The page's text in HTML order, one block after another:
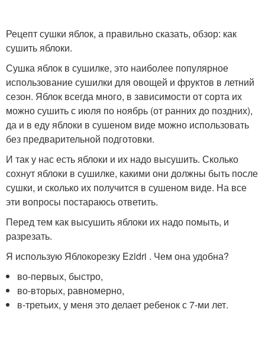
Рецепт сушки яблок, а правильно сказать, обзор: как
сушить яблоки.
Сушка яблок в сушилке, это наиболее популярное
использование сушилки для овощей и фруктов в летний
сезон. Яблок всегда много, в зависимости от сорта их
можно сушить с июля по ноябрь (от ранних до поздних),
да и в еду яблоки в сушеном виде можно использовать
без предварительной подготовки.
И так у нас есть яблоки и их надо высушить. Сколько
сохнут яблоки в сушилке, какими они должны быть после
сушки, и сколько их получится в сушеном виде. На все
эти вопросы постараюсь ответить.
Перед тем как высушить яблоки их надо помыть, и
разрезать.
Я использую Яблокорезку Ezidri . Чем она удобна?
во-первых, быстро,
во-вторых, равномерно,
в-третьих, у меня это делает ребенок с 7-ми лет.